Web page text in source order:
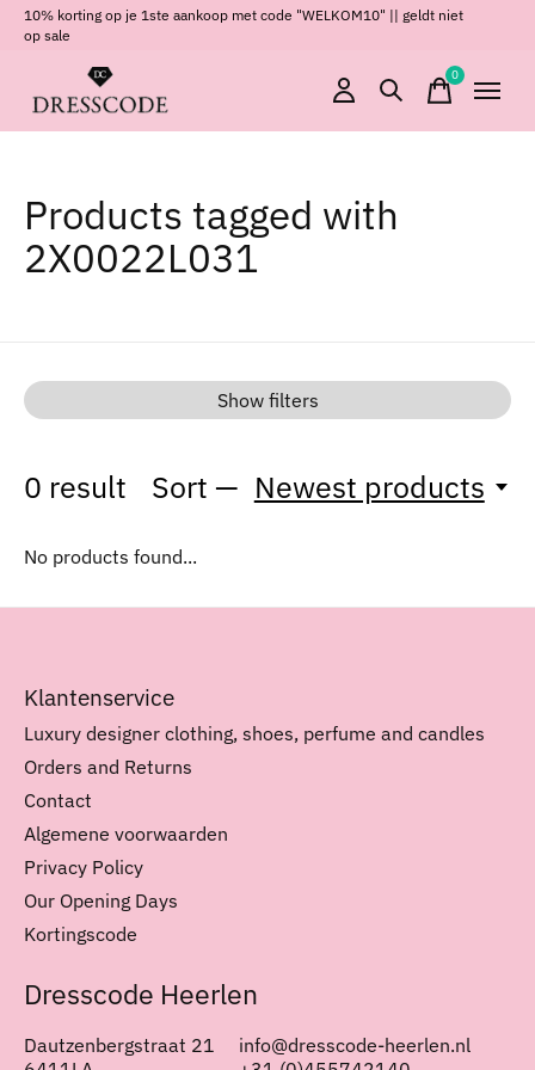
10% korting op je 1ste aankoop met code "WELKOM10" || geldt niet
op sale
0items
Products tagged with
2X0022L031
Show filters
0 result Sort — Newest products
No products found...
Klantenservice
Luxury designer clothing, shoes, perfume and candles
Orders and Returns
Contact
Algemene voorwaarden
Privacy Policy
Our Opening Days
Kortingscode
Dresscode Heerlen
Dautzenbergstraat 21
info@dresscode-heerlen.nl